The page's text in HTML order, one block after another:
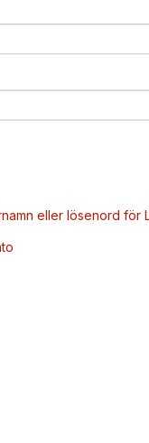
eller lösenord för